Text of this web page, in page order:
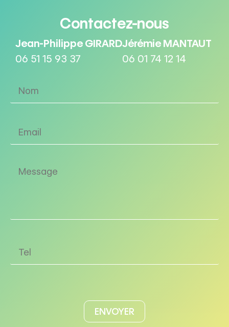
Contactez-nous
Jean-Philippe GIRARD
06 51 15 93 37
Jérémie MANTAUT
06 01 74 12 14